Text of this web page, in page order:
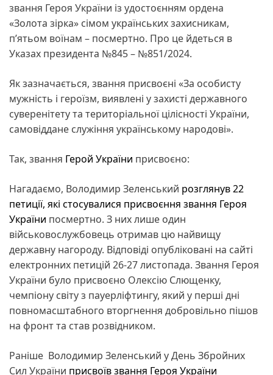
звання Героя України із удостоєнням ордена
«Золота зірка» сімом українських захисникам,
п’ятьом воїнам – посмертно. Про це йдеться в
Указах президента №845 – №851/2024.
Як зазначається, звання присвоєні «За особисту
мужність і героїзм, виявлені у захисті державного
суверенітету та територіальної цілісності України,
самовіддане служіння українському народові».
Так, звання Герой України присвоєно:
Нагадаємо, Володимир Зеленський розглянув 22
петиції, які стосувалися присвоєння звання Героя
України посмертно. З них лише один
військовослужбовець отримав цю найвищу
державну нагороду. Відповіді опубліковані на сайті
електронних петицій 26-27 листопада. Звання Героя
України було присвоєно Олексію Слющенку,
чемпіону світу з пауерліфтингу, який у перші дні
повномасштабного вторгнення добровільно пішов
на фронт та став розвідником.
Раніше Володимир Зеленський у День Збройних
Сил України присвоїв звання Героя України